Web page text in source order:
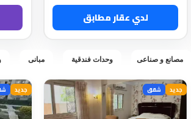
لدي عقار مطابق
مصانع و صناعى وحدات فندقية مبانى
جديد شقق جديد